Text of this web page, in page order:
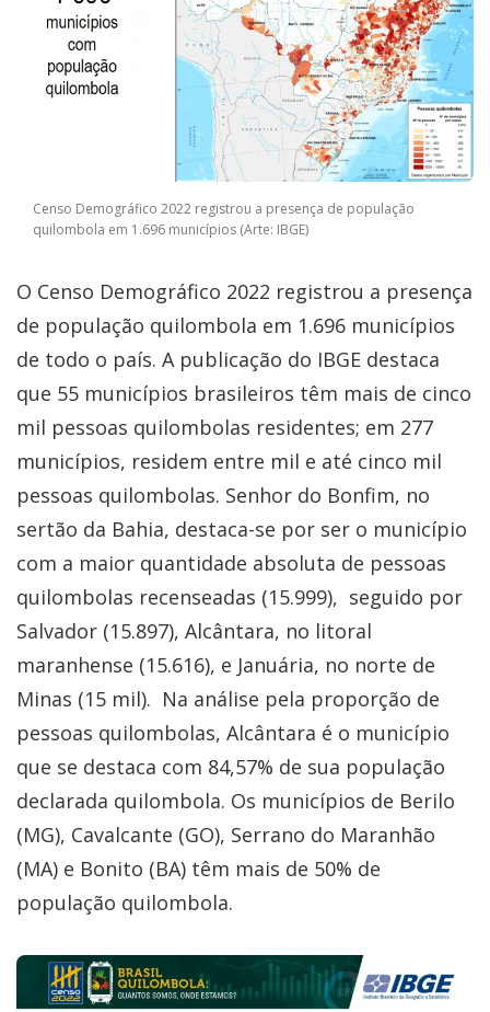
Censo Demográfico 2022 registrou a presença de população
quilombola em 1.696 municípios (Arte: IBGE)
O Censo Demográfico 2022 registrou a presença
de população quilombola em 1.696 municípios
de todo o país. A publicação do IBGE destaca
que 55 municípios brasileiros têm mais de cinco
mil pessoas quilombolas residentes; em 277
municípios, residem entre mil e até cinco mil
pessoas quilombolas. Senhor do Bonfim, no
sertão da Bahia, destaca-se por ser o município
com a maior quantidade absoluta de pessoas
quilombolas recenseadas (15.999), seguido por
Salvador (15.897), Alcântara, no litoral
maranhense (15.616), e Januária, no norte de
Minas (15 mil). Na análise pela proporção de
pessoas quilombolas, Alcântara é o município
que se destaca com 84,57% de sua população
declarada quilombola. Os municípios de Berilo
(MG), Cavalcante (GO), Serrano do Maranhão
(MA) e Bonito (BA) têm mais de 50% de
população quilombola.